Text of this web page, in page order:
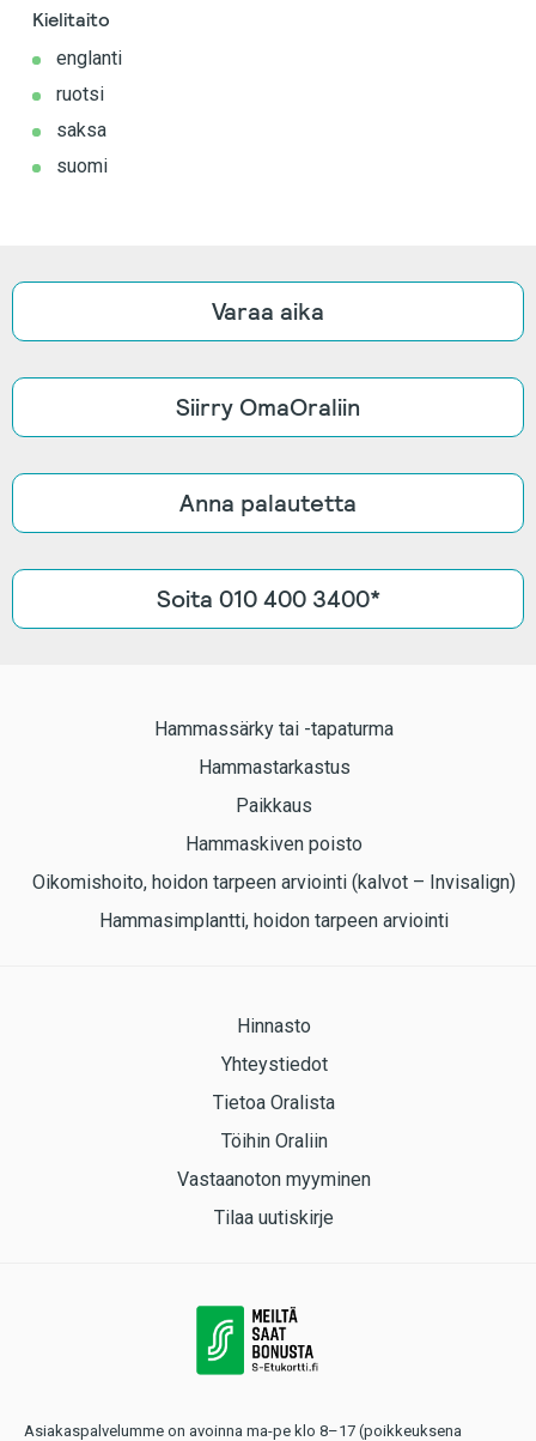
Kielitaito
englanti
ruotsi
saksa
suomi
Varaa aika
Siirry OmaOraliin
Anna palautetta
Soita 010 400 3400*
Hammassärky tai -tapaturma
Hammastarkastus
Paikkaus
Hammaskiven poisto
Oikomishoito, hoidon tarpeen arviointi (kalvot – Invisalign)
Hammasimplantti, hoidon tarpeen arviointi
Hinnasto
Yhteystiedot
Tietoa Oralista
Töihin Oraliin
Vastaanoton myyminen
Tilaa uutiskirje
Asiakaspalvelumme on avoinna ma-pe klo 8–17 (poikkeuksena